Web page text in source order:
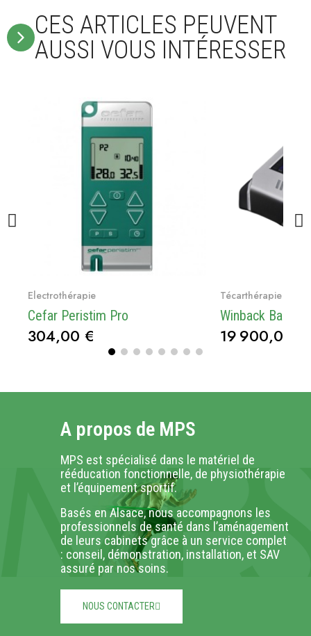
CES ARTICLES PEUVENT
AUSSI VOUS INTÉRESSER
Voir le produit
Electrothérapie
Cefar Peristim Pro
304,00 €
Voir le
Técarthérapie
Winback Back
19 900,00 €
A propos de MPS
MPS est spécialisé dans le matériel de
rééducation fonctionnelle, de physiothérapie
et l’équipement sportif.
Basés en Alsace, nous accompagnons les
professionnels de santé dans l’aménagement
de leurs cabinets grâce à un service complet
: conseil, démonstration, installation, et SAV
assuré par nos soins.
NOUS CONTACTER